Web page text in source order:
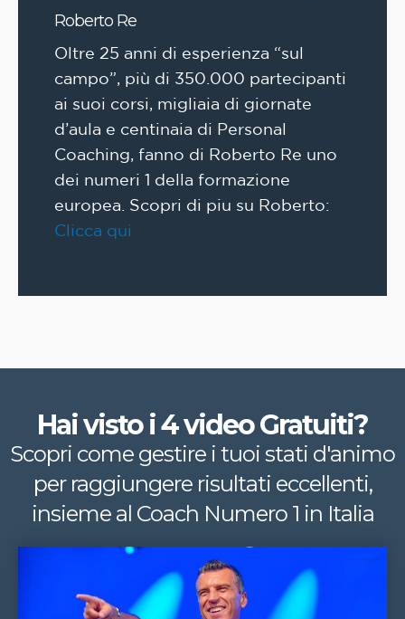
Roberto Re
Oltre 25 anni di esperienza “sul
campo”, più di 350.000 partecipanti
ai suoi corsi, migliaia di giornate
d’aula e centinaia di Personal
Coaching, fanno di Roberto Re uno
dei numeri 1 della formazione
europea. Scopri di piu su Roberto:
Clicca qui
Hai visto i 4 video Gratuiti?
Scopri come gestire i tuoi stati d'animo
per raggiungere risultati eccellenti,
insieme al Coach Numero 1 in Italia